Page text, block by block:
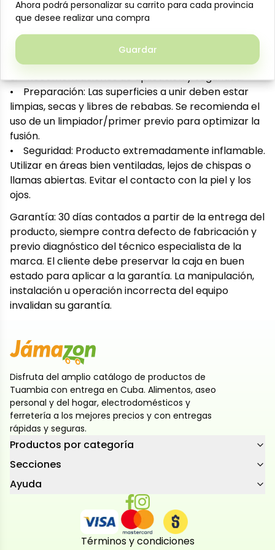
de agua potable como para instalaciones de
drenaje, ventilación y alcantarillado.
• Secado eficiente: Proporciona un tiempo de
fraguado óptimo que permite un ajuste preciso
antes de la fusión química de las piezas.
3. Recomendaciones de aplicación y seguridad.
• Preparación: Las superficies a unir deben estar
limpias, secas y libres de rebabas. Se recomienda el
uso de un limpiador/primer previo para optimizar la
fusión.
• Seguridad: Producto extremadamente inflamable.
Utilizar en áreas bien ventiladas, lejos de chispas o
llamas abiertas. Evitar el contacto con la piel y los
ojos.
Garantía: 30 días contados a partir de la entrega del
producto, siempre contra defecto de fabricación y
previo diagnóstico del técnico especialista de la
marca. El cliente debe preservar la caja en buen
estado para aplicar a la garantía. La manipulación,
instalación u operación incorrecta del equipo
invalidan su garantía.
Disfruta del amplio catálogo de productos de
Tuambia con entrega en Cuba. Alimentos, aseo
personal y del hogar, electrodomésticos y
ferretería a los mejores precios y con entregas
rápidas y seguras.
Productos por categoría
Secciones
Ayuda
Términos y condiciones
Ahora podrá personalizar su carrito para cada provincia
que desee realizar una compra
Guardar
Ahora podrá personalizar su carrito para cada provincia
que desee realizar una compra
Guardar